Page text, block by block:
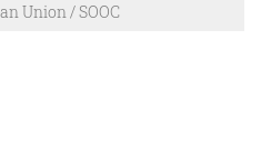
Union / SOOC